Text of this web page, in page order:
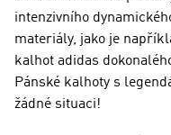
intenzivního
materiály, jako je
kalhot adidas
Pánské kalhoty s
žádné situaci!